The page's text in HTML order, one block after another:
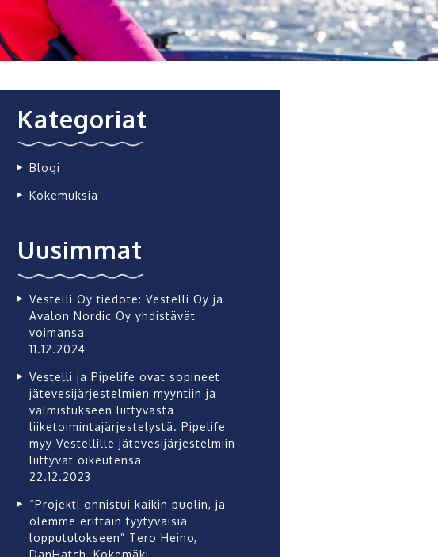
Kategoriat
Blogi
Kokemuksia
Uusimmat
Vestelli Oy tiedote: Vestelli Oy ja
Avalon Nordic Oy yhdistävät
voimansa
11.12.2024
Vestelli ja Pipelife ovat sopineet
jätevesijärjestelmien myyntiin ja
valmistukseen liittyvästä
liiketoimintajärjestelystä. Pipelife
myy Vestellille jätevesijärjestelmiin
liittyvät oikeutensa
22.12.2023
“Projekti onnistui kaikin puolin, ja
olemme erittäin tyytyväisiä
lopputulokseen” Tero Heino,
DanHatch, Kokemäki